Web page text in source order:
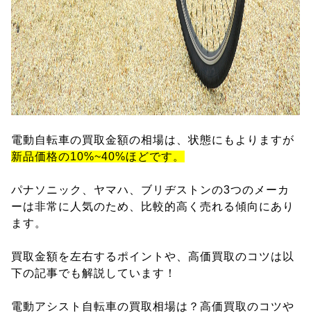
電動自転車の買取金額の相場は、状態にもよりますが
新品価格の10%~40%ほどです。
パナソニック、ヤマハ、ブリヂストンの3つのメーカ
ーは非常に人気のため、比較的高く売れる傾向にあり
ます。
買取金額を左右するポイントや、高価買取のコツは以
下の記事でも解説しています！
電動アシスト自転車の買取相場は？高価買取のコツや